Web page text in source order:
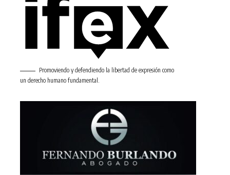
Promoviendo y defendiendo la libertad de expresión como
un derecho humano fundamental.